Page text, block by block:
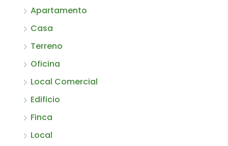
Apartamento
Casa
Terreno
Oficina
Local Comercial
Edificio
Finca
Local